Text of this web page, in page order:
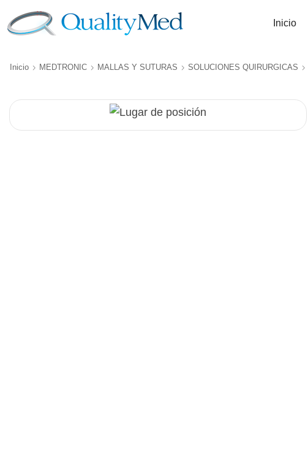
Inicio
Inicio MEDTRONIC MALLAS Y SUTURAS SOLUCIONES QUIRURGICAS